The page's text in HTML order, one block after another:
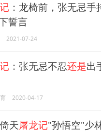
：龙椅前，张无忌手
誓言
2021-07-24
：张无忌不忍还是出
2020-04-17
天屠龙记"孙悟空"少